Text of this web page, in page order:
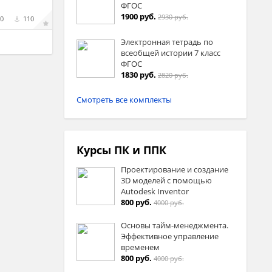
0 110
ФГОС
1900 руб. 2930 руб.
Электронная тетрадь по
всеобщей истории 7 класс
ФГОС
1830 руб. 2820 руб.
Смотреть все комплекты
Курсы ПК и ППК
Проектирование и создание
3D моделей с помощью
Autodesk Inventor
800 руб. 4000 руб.
Основы тайм-менеджмента.
Эффективное управление
временем
800 руб. 4000 руб.